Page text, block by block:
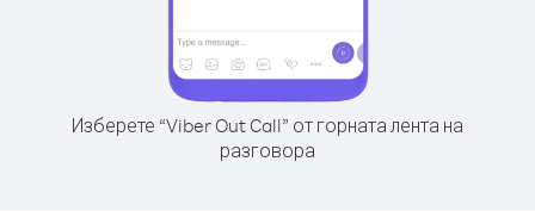
Изберете “Viber Out Call” от горната лента на
разговора